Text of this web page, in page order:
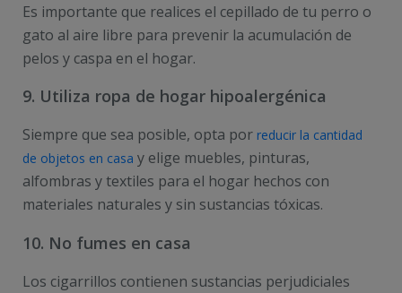
Es importante que realices el cepillado de tu perro o
gato al aire libre para prevenir la acumulación de
pelos y caspa en el hogar.
9. Utiliza ropa de hogar hipoalergénica
Siempre que sea posible, opta por reducir la cantidad
de objetos en casa y elige muebles, pinturas,
alfombras y textiles para el hogar hechos con
materiales naturales y sin sustancias tóxicas.
10. No fumes en casa
Los cigarrillos contienen sustancias perjudiciales